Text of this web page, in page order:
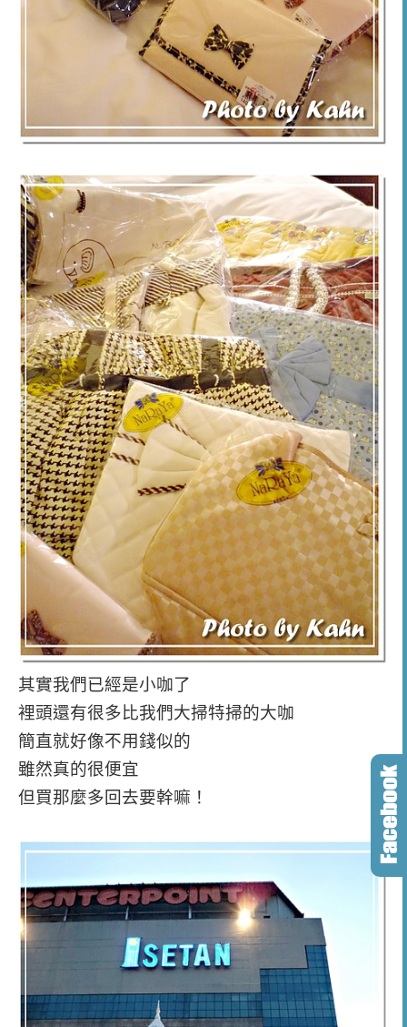
其實我們已經是小咖了
裡頭還有很多比我們大掃特掃的大咖
簡直就好像不用錢似的
雖然真的很便宜
但買那麼多回去要幹嘛！